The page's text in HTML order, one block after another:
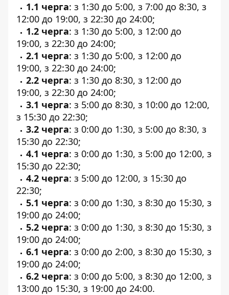
1.1 черга: з 1:30 до 5:00, з 7:00 до 8:30, з
12:00 до 19:00, з 22:30 до 24:00;
1.2 черга: з 1:30 до 5:00, з 12:00 до
19:00, з 22:30 до 24:00;
2.1 черга: з 1:30 до 5:00, з 12:00 до
19:00, з 22:30 до 24:00;
2.2 черга: з 1:30 до 8:30, з 12:00 до
19:00, з 22:30 до 24:00;
3.1 черга: з 5:00 до 8:30, з 10:00 до 12:00,
з 15:30 до 22:30;
3.2 черга: з 0:00 до 1:30, з 5:00 до 8:30, з
15:30 до 22:30;
4.1 черга: з 0:00 до 1:30, з 5:00 до 12:00, з
15:30 до 22:30;
4.2 черга: з 5:00 до 12:00, з 15:30 до
22:30;
5.1 черга: з 0:00 до 1:30, з 8:30 до 15:30, з
19:00 до 24:00;
5.2 черга: з 0:00 до 1:30, з 8:30 до 15:30, з
19:00 до 24:00;
6.1 черга: з 0:00 до 2:00, з 8:30 до 15:30, з
19:00 до 24:00;
6.2 черга: з 0:00 до 5:00, з 8:30 до 12:00, з
13:00 до 15:30, з 19:00 до 24:00.